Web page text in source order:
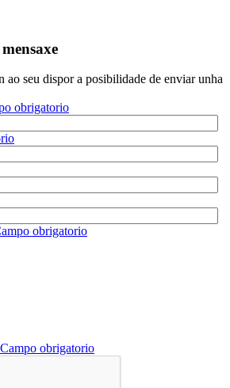
ao seu dispor a posibilidade de enviar unha
obrigatorio
obrigatorio
Campo obrigatorio